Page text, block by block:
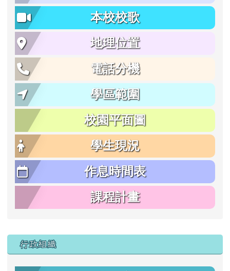
本校校歌
地理位置
電話分機
學區範圍
校園平面圖
學生現況
作息時間表
課程計畫
行政組織